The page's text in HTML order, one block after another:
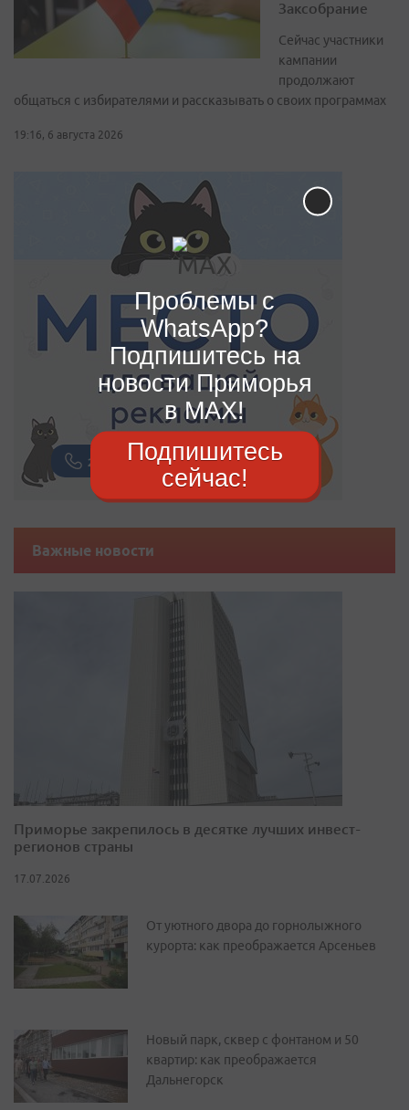
Заксобрание
Сейчас участники
кампании
продолжают
общаться с избирателями и рассказывать о своих программах
19:16, 6 августа 2026
Важные новости
Приморье закрепилось в десятке лучших инвест-
регионов страны
17.07.2026
От уютного двора до горнолыжного
курорта: как преображается Арсеньев
Новый парк, сквер с фонтаном и 50
квартир: как преображается
Дальнегорск
Проблемы с
WhatsApp?
Подпишитесь на
новости Приморья
в MAX!
Подпишитесь
сейчас!